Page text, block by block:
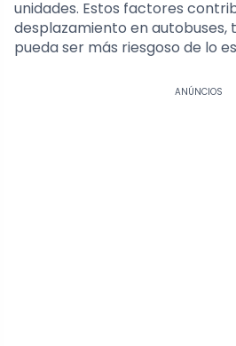
unidades. Estos factores
desplazamiento en autobuses,
pueda ser más riesgoso de lo
ANÚNCIOS